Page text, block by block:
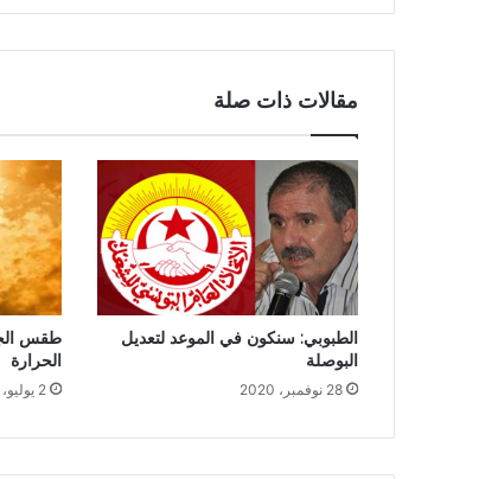
مقالات ذات صلة
الطبوبي: سنكون في الموعد لتعديل
البوصلة
28 نوفمبر، 2020
طقس
الحرارة
2 يوليو، 2020